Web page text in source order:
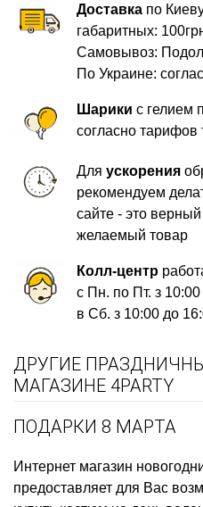
Доставка по
габаритных:
Самовывоз:
По Украине:
Шарики с гелием
согласно тарифов
Дляускорения
рекомендуем
сайте - это
желаемый товар
Колл-центр
с Пн. по Пт. з
в Сб. з 10:00 до
ДРУГИЕ
МАГАЗИНЕ 4PARTY
ПОДАРКИ 8 МАРТА
Интернет магазин
предоставляет для Вас